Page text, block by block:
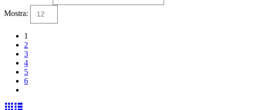
Mostra:
1
2
3
4
5
6